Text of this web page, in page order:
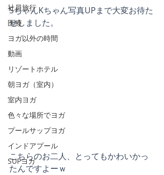
社員旅行
医療
ヨガ以外の時間
動画
リゾートホテル
朝ヨガ（室内）
室内ヨガ
色々な場所でヨガ
プールサップヨガ
インドアプール
SUPヨガ
SちゃんKちゃん写真UPまで大変お待た
せしました。
こちらのお二人、とってもかわいかっ
たんですよーｗ